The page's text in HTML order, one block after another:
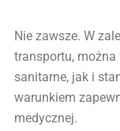
Nie zawsze. W
transportu,
sanitarne, jak i
warunkiem
medycznej.